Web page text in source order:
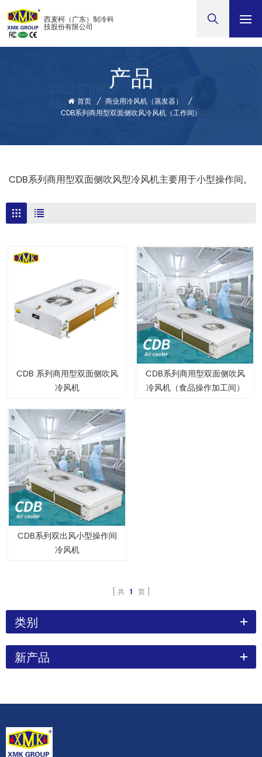
西麦柯（广东）制冷科
技股份有限公司
产品
首页 / 商业用冷风机（蒸发器）
/
CDB系列商用型双面侧吹风冷风机（工作间）
CDB系列商用型双面侧吹风型冷风机主要用于小型操作间。
CDB 系列商用型双面侧吹风
冷风机
CDB系列商用型双面侧吹风
冷风机（食品操作加工间）
CDB系列双出风小型操作间
冷风机
共 1 页
类别
新产品